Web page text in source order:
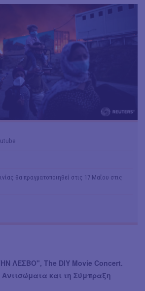
θα πραγματοποιηθεί στις 17 Μαΐου στις
ΛΕΣΒΟ", The DIY Movie Concert.
και τη Σύμπραξη